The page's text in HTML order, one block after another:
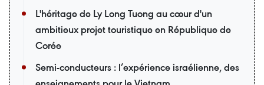
L'héritage de Ly Long Tuong au cœur d'un
ambitieux projet touristique en République de
Corée
Semi-conducteurs : l’expérience israélienne, des